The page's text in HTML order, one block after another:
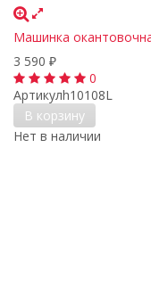
Машинка
3 590 ₽
0
Артикулh10108L
В корзину
Нет в наличии